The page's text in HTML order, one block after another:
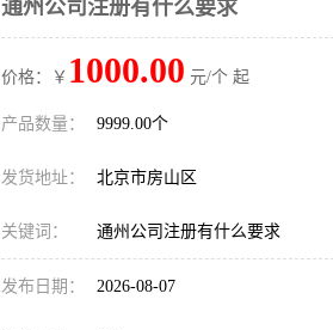
通州公司注册有什么要求
价格：￥ 1000.00 元/个 起
产品数量： 9999.00个
发货地址： 北京市房山区
关键词： 通州公司注册有什么要求
发布日期： 2026-08-07